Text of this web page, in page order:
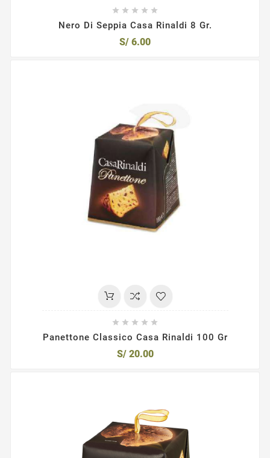
    
Nero Di Seppia Casa Rinaldi 8 Gr.
S/ 6.00
    
Panettone Classico Casa Rinaldi 100 Gr
S/ 20.00